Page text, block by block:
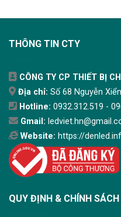
THÔNG TIN CTY
CÔNG TY CP THIẾT BỊ
Địa chỉ: Số 68 Nguyễn
Hotline: 0932.312.519 -
Gmail:
Website: https://
QUY ĐỊNH & CHÍNH SÁCH